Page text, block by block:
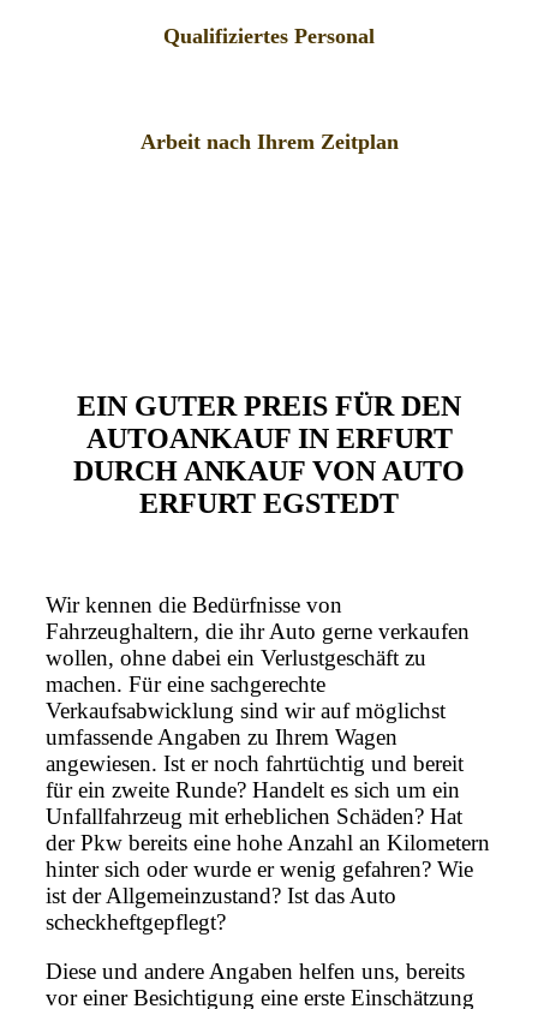
Qualifiziertes Personal
Arbeit nach Ihrem Zeitplan
EIN GUTER PREIS FÜR DEN
AUTOANKAUF IN ERFURT
DURCH ANKAUF VON AUTO
ERFURT EGSTEDT
Wir kennen die Bedürfnisse von
Fahrzeughaltern, die ihr Auto gerne verkaufen
wollen, ohne dabei ein Verlustgeschäft zu
machen. Für eine sachgerechte
Verkaufsabwicklung sind wir auf möglichst
umfassende Angaben zu Ihrem Wagen
angewiesen. Ist er noch fahrtüchtig und bereit
für ein zweite Runde? Handelt es sich um ein
Unfallfahrzeug mit erheblichen Schäden? Hat
der Pkw bereits eine hohe Anzahl an Kilometern
hinter sich oder wurde er wenig gefahren? Wie
ist der Allgemeinzustand? Ist das Auto
scheckheftgepflegt?
Diese und andere Angaben helfen uns, bereits
vor einer Besichtigung eine erste Einschätzung